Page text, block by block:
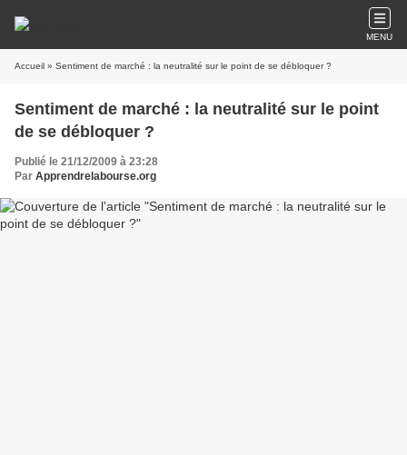
MENU
Accueil » Sentiment de marché : la neutralité sur le point de se débloquer ?
Sentiment de marché : la neutralité sur le point
de se débloquer ?
Publié le 21/12/2009 à 23:28
Par Apprendrelabourse.org